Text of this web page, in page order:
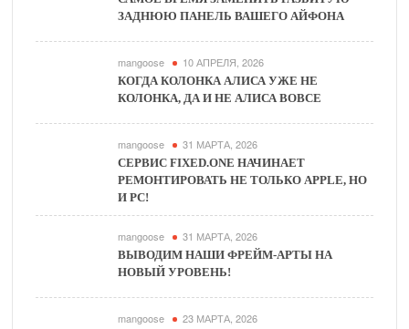
ЗАДНЮЮ ПАНЕЛЬ ВАШЕГО АЙФОНА
mangoose 10 АПРЕЛЯ, 2026
КОГДА КОЛОНКА АЛИСА УЖЕ НЕ
КОЛОНКА, ДА И НЕ АЛИСА ВОВСЕ
mangoose 31 МАРТА, 2026
СЕРВИС FIXED.ONE НАЧИНАЕТ
РЕМОНТИРОВАТЬ НЕ ТОЛЬКО APPLE, НО
И PC!
mangoose 31 МАРТА, 2026
ВЫВОДИМ НАШИ ФРЕЙМ-АРТЫ НА
НОВЫЙ УРОВЕНЬ!
mangoose 23 МАРТА, 2026